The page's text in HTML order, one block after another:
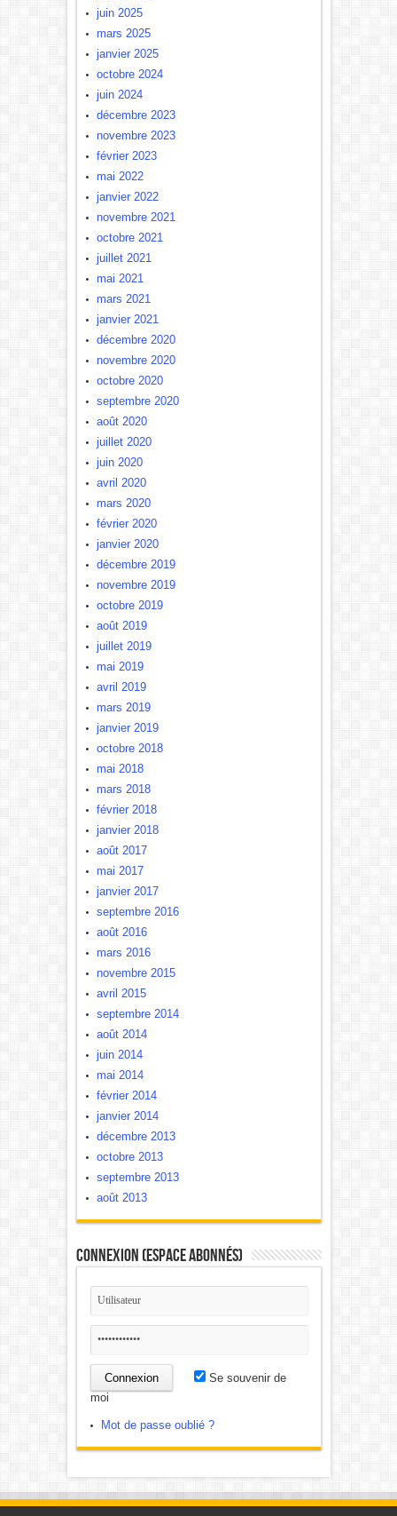
juin 2025
mars 2025
janvier 2025
octobre 2024
juin 2024
décembre 2023
novembre 2023
février 2023
mai 2022
janvier 2022
novembre 2021
octobre 2021
juillet 2021
mai 2021
mars 2021
janvier 2021
décembre 2020
novembre 2020
octobre 2020
septembre 2020
août 2020
juillet 2020
juin 2020
avril 2020
mars 2020
février 2020
janvier 2020
décembre 2019
novembre 2019
octobre 2019
août 2019
juillet 2019
mai 2019
avril 2019
mars 2019
janvier 2019
octobre 2018
mai 2018
mars 2018
février 2018
janvier 2018
août 2017
mai 2017
janvier 2017
septembre 2016
août 2016
mars 2016
novembre 2015
avril 2015
septembre 2014
août 2014
juin 2014
mai 2014
février 2014
janvier 2014
décembre 2013
octobre 2013
septembre 2013
août 2013
Connexion (Espace Abonnés)
Se souvenir de
moi
Mot de passe oublié ?